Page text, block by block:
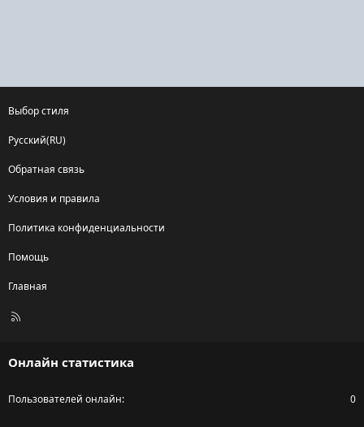
Выбор стиля
Русский(RU)
Обратная связь
Условия и правила
Политика конфиденциальности
Помощь
Главная
R
Онлайн статистика
Пользователей онлайн 0